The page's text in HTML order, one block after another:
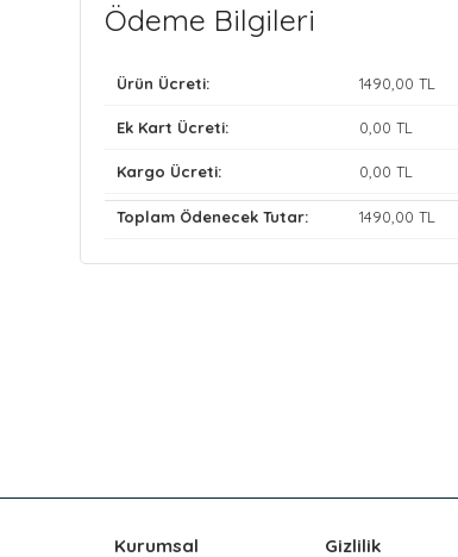
Ödeme Bilgileri
Ürün Ücreti: 1490 ,00 TL
Ek Kart Ücreti: 0 ,00 TL
Kargo Ücreti: 0 ,00 TL
Toplam Ödenecek Tutar: 1490 ,00 TL
Kurumsal Gizlilik